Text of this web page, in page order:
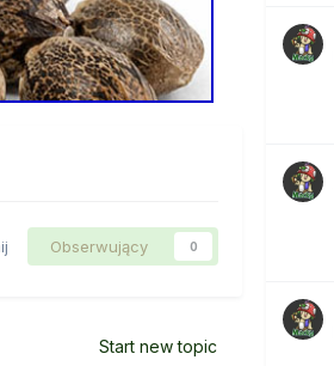
Obserwujący 0
Start new topic